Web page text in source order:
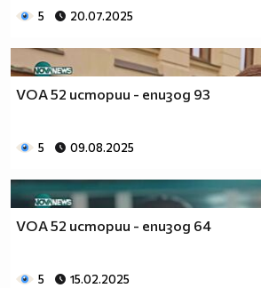
5 20.07.2025
VOA 52 истории - епизод 93
5 09.08.2025
VOA 52 истории - епизод 64
5 15.02.2025